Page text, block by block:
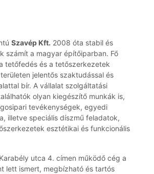
Szavép Kft. 2008 óta stabil és
számít a magyar építőiparban. Fő
tetőfedés és a tetőszerkezetek
jelentős szaktudással és
bír. A vállalat szolgáltatási
olyan kiegészítő munkák is,
tevékenységek, egyedi
illetve speciális díszmű feladatok,
esztétikai és funkcionális
utca 4. címen működő cég a
lett ismert, megbízható és tartós